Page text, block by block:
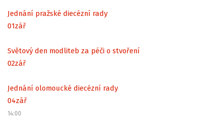
Jednání pražské diecézní rady
01zář
Světový den modliteb za péči o stvoření
02zář
Jednání olomoucké diecézní rady
04zář
14:00